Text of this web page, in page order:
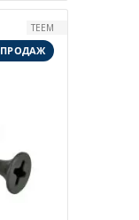
TEEM
ПРОДАЖ